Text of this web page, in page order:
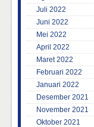
Juli 2022
Juni 2022
Mei 2022
April 2022
Maret 2022
Februari 2022
Januari 2022
Desember 2021
November 2021
Oktober 2021